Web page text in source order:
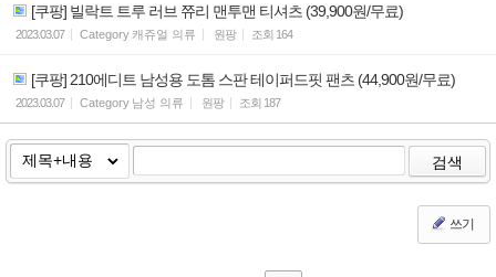
[쿠팡] 빌락트 트루 러브 쮸리 맨투맨 티셔츠 (39,900원/무료)
2023.03.07 Category 캐쥬얼 의류 원팡 조회 164
[쿠팡] 210에디트 남성용 도톰 스판 테이퍼드핏 팬츠 (44,900원/무료)
2023.03.07 Category 남성 의류 원팡 조회 187
검색
쓰기